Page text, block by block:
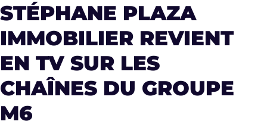
STÉPHANE PLAZA
IMMOBILIER REVIENT
EN TV SUR LES
CHAÎNES DU GROUPE
M6